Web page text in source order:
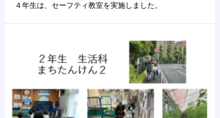
４年生は、セーフティ教室を実施しました。